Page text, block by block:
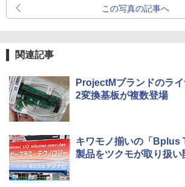
この写真の記事へ
関連記事
ProjectMブランドのラ
2変換基板が複数登場
キワモノ揃いの「Bplus
製品をツクモが取り扱い